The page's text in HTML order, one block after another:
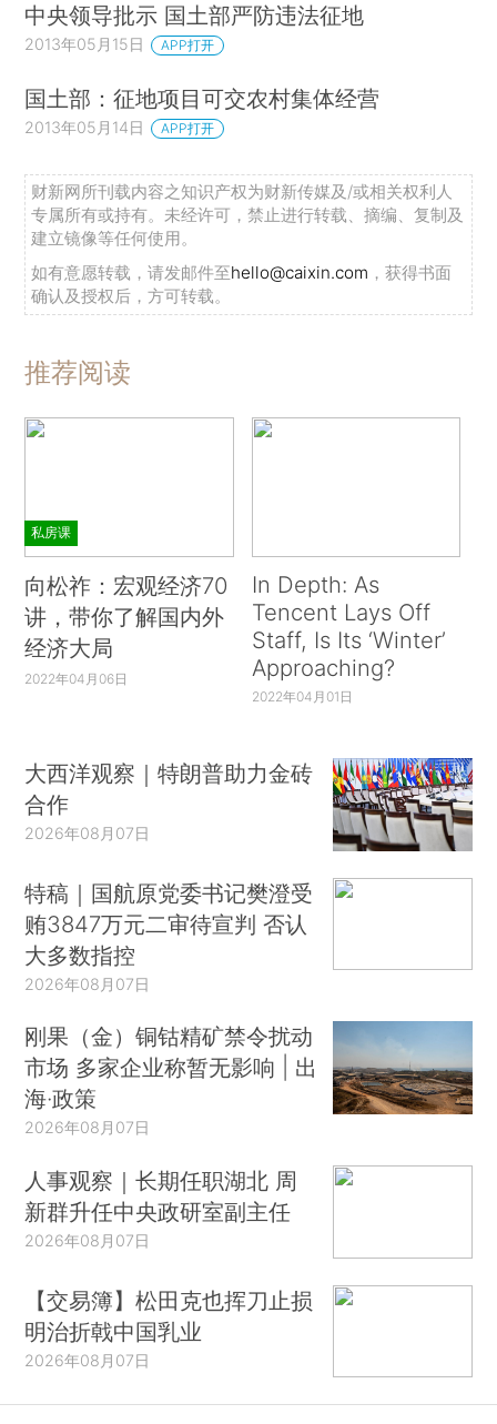
中央领导批示 国土部严防违法征地
2013年05月15日 APP打开
国土部：征地项目可交农村集体经营
2013年05月14日 APP打开
财新网所刊载内容之知识产权为财新传媒及/或相关权利人
专属所有或持有。未经许可，禁止进行转载、摘编、复制及
建立镜像等任何使用。
如有意愿转载，请发邮件至hello@caixin.com ，获得书面
确认及授权后，方可转载。
推荐阅读
私房课
向松祚：宏观经济70
讲，带你了解国内外
经济大局
2022年04月06日
In Depth: As
Tencent Lays Off
Staff, Is Its ‘Winter’
Approaching?
2022年04月01日
大西洋观察｜特朗普助力金砖
合作
2026年08月07日
特稿｜国航原党委书记樊澄受
贿3847万元二审待宣判 否认
大多数指控
2026年08月07日
刚果（金）铜钴精矿禁令扰动
市场 多家企业称暂无影响 | 出
海·政策
2026年08月07日
人事观察｜长期任职湖北 周
新群升任中央政研室副主任
2026年08月07日
【交易簿】松田克也挥刀止损
明治折戟中国乳业
2026年08月07日